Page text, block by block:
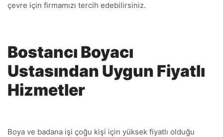
çevre için firmamızı tercih edebilirsiniz.
Bostancı Boyacı
Ustasından Uygun Fiyatlı
Hizmetler
Boya ve badana işi çoğu kişi için yüksek fiyatlı olduğu